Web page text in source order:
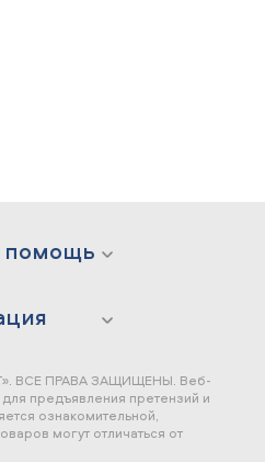
помощь
ВСЕ ПРАВА ЗАЩИЩЕНЫ. Веб-
предъявления претензий и
ознакомительной,
могут отличаться от